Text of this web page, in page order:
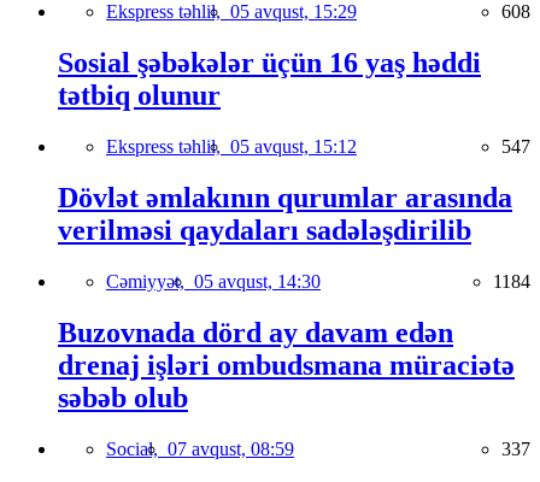
Ekspress təhlil, 05 avqust, 15:29 608
Sosial şəbəkələr üçün 16 yaş həddi
tətbiq olunur
Ekspress təhlil, 05 avqust, 15:12 547
Dövlət əmlakının qurumlar arasında
verilməsi qaydaları sadələşdirilib
Cəmiyyət, 05 avqust, 14:30 1184
Buzovnada dörd ay davam edən
drenaj işləri ombudsmana müraciətə
səbəb olub
Social, 07 avqust, 08:59 337